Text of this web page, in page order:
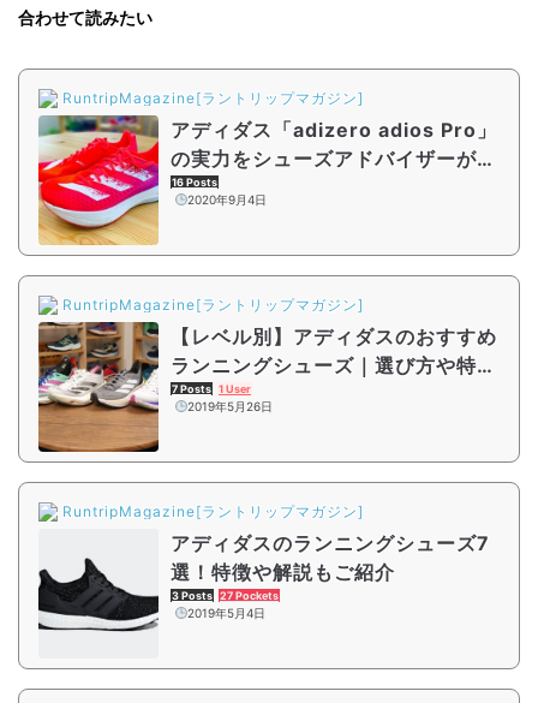
合わせて読みたい
RuntripMagazine[ラントリップマガジン]
アディダス「adizero adios Pro」
の実力をシューズアドバイザーが語
る。9/4から先行抽選販売スター
16 Posts
2020年9月4日
RuntripMagazine[ラントリップマガジン]
【レベル別】アディダスのおすすめ
ランニングシューズ｜選び方や特徴
の解説も
7 Posts 1 User
2019年5月26日
RuntripMagazine[ラントリップマガジン]
アディダスのランニングシューズ7
選！特徴や解説もご紹介
3 Posts 27 Pockets
2019年5月4日